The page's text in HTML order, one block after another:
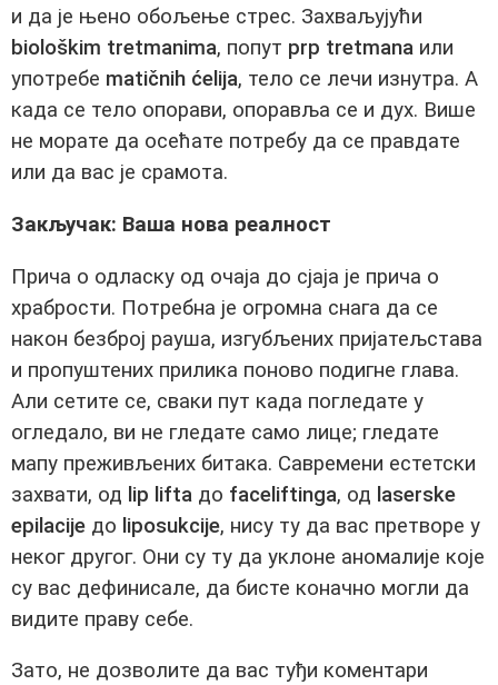
и да је њено обољење стрес. Захваљујући
biološkim tretmanima, попут prp tretmana или
употребе matičnih ćelija, тело се лечи изнутра. А
када се тело опорави, опоравља се и дух. Више
не морате да осећате потребу да се правдате
или да вас је срамота.
Закључак: Ваша нова реалност
Прича о одласку од очаја до сјаја је прича о
храбрости. Потребна је огромна снага да се
након безброј рауша, изгубљених пријатељстава
и пропуштених прилика поново подигне глава.
Али сетите се, сваки пут када погледате у
огледало, ви не гледате само лице; гледате
мапу преживљених битака. Савремени естетски
захвати, од lip lifta до faceliftinga, од laserske
epilacije до liposukcije, нису ту да вас претворе у
неког другог. Они су ту да уклоне аномалије које
су вас дефинисале, да бисте коначно могли да
видите праву себе.
Зато, не дозволите да вас туђи коментари